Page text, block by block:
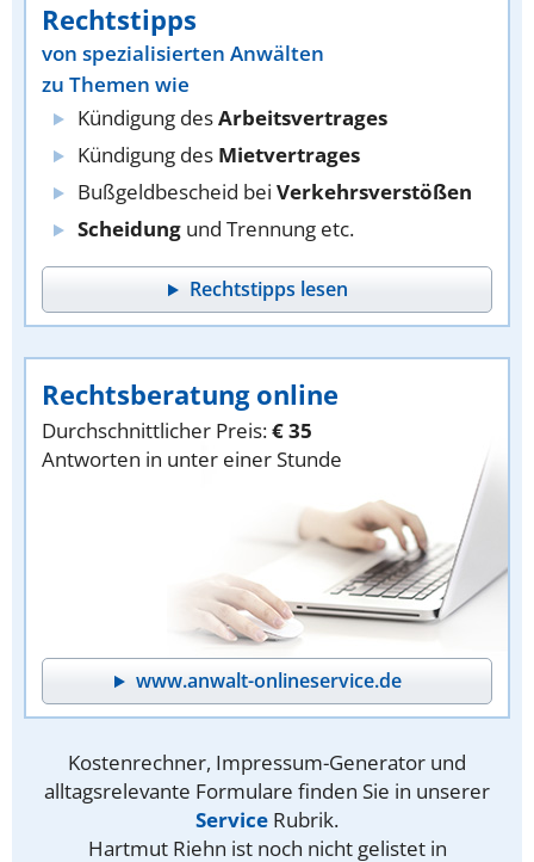
Rechtstipps
von spezialisierten Anwälten
zu Themen wie
Kündigung desArbeitsvertrages
Kündigung des Mietvertrages
Bußgeldbescheid bei Verkehrsverstößen
Scheidung und Trennung etc.
Rechtstipps lesen
Rechtsberatung online
Durchschnittlicher Preis:€ 35
Antworten in unter einer Stunde
www.anwalt-onlineservice.de
Kostenrechner, Impressum-Generator und
alltagsrelevante Formulare finden Sie in unserer
Service Rubrik.
Hartmut Riehn ist noch nicht gelistet in